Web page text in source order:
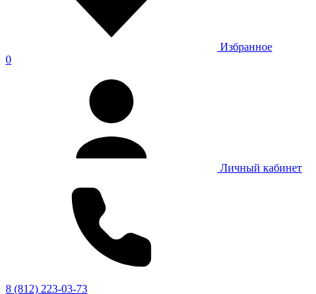
Избранное
0
Личный кабинет
8 (812) 223-03-73